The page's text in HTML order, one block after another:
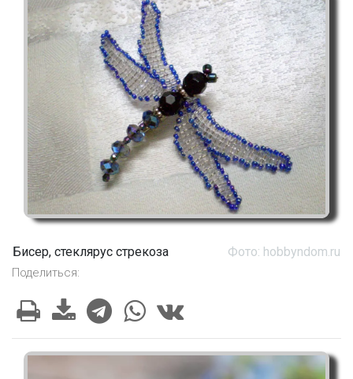
Бисер, стеклярус стрекоза Фото: hobbyndom.ru
Поделиться: